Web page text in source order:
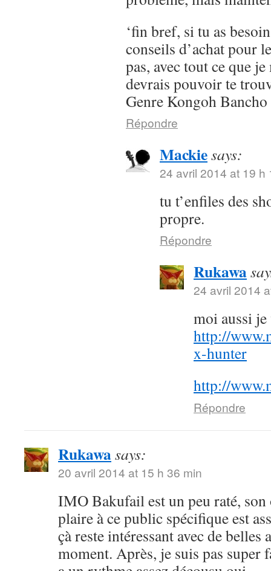
‘fin bref, si tu as
conseils d’achat pour
pas, avec tout ce que
devrais pouvoir te
Genre Kongoh Bancho
Répondre
Mackiesays:
24 avril 2014 at 19 h
tu t’enfiles des
propre.
Répondre
Rukawa
24 avril 2014
moi aussi
http://
x-hunter
http://
Répondre
Rukawasays:
20 avril 2014 at 15 h 36 min
IMO Bakufail est un peu raté,
plaire à ce public spécifique est
çà reste intéressant avec de belles
moment. Après, je suis pas super